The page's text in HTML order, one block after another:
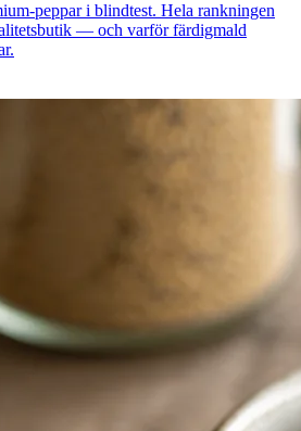
peppar i blindtest. Hela rankningen
— och varför färdigmald